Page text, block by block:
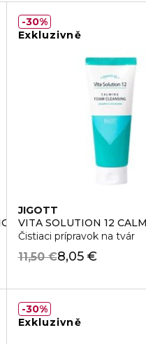
GEL
Exkluzivně
JIGOTT
VITA SOLUTION 12
Čistiaci prípravok na tvár
8,05 €
11,50 €
30%
Exkluzivně
30%